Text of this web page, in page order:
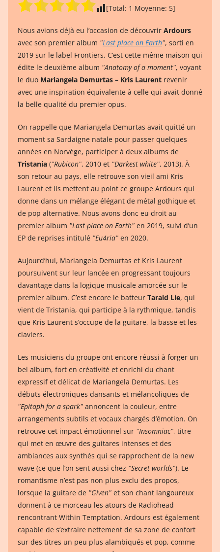
[Total: 1 Moyenne: 5]
Nous avions déjà eu l’occasion de découvrir Ardours
avec son premier album ʺLast place on Earthʺ, sorti en
2019 sur le label Frontiers. C’est cette même maison qui
édite le deuxième album ʺAnatomy of a momentʺ, voyant
le duo Mariangela Demurtas – Kris Laurent revenir
avec une inspiration équivalente à celle qui avait donné
la belle qualité du premier opus.
On rappelle que Mariangela Demurtas avait quitté un
moment sa Sardaigne natale pour passer quelques
années en Norvège, participer à deux albums de
Tristania (ʺRubiconʺ, 2010 et ʺDarkest whiteʺ, 2013). À
son retour au pays, elle retrouve son vieil ami Kris
Laurent et ils mettent au point ce groupe Ardours qui
donne dans un mélange élégant de métal gothique et
de pop alternative. Nous avons donc eu droit au
premier album ʺLast place on Earthʺ en 2019, suivi d’un
EP de reprises intitulé ʺEu4riaʺ en 2020.
Aujourd’hui, Mariangela Demurtas et Kris Laurent
poursuivent sur leur lancée en progressant toujours
davantage dans la logique musicale amorcée sur le
premier album. C’est encore le batteur Tarald Lie, qui
vient de Tristania, qui participe à la rythmique, tandis
que Kris Laurent s’occupe de la guitare, la basse et les
claviers.
Les musiciens du groupe ont encore réussi à forger un
bel album, fort en créativité et enrichi du chant
expressif et délicat de Mariangela Demurtas. Les
débuts électroniques dansants et mélancoliques de
ʺEpitaph for a sparkʺ annoncent la couleur, entre
arrangements subtils et vocaux chargés d’émotion. On
retrouve cet impact émotionnel sur ʺInsomniacʺ, titre
qui met en œuvre des guitares intenses et des
ambiances aux synthés qui se rapprochent de la new
wave (ce que l’on sent aussi chez ʺSecret worldsʺ). Le
romantisme n’est pas non plus exclu des propos,
lorsque la guitare de ʺGivenʺ et son chant langoureux
donnent à ce morceau les atours de Radiohead
rencontrant Within Temptation. Ardours est également
capable de s’extraire nettement de sa zone de confort
sur des titres un peu plus alambiqués et pop, comme